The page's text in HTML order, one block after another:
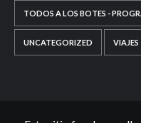
TODOS A LOS BOTES -
UNCATEGORIZED VIAJES